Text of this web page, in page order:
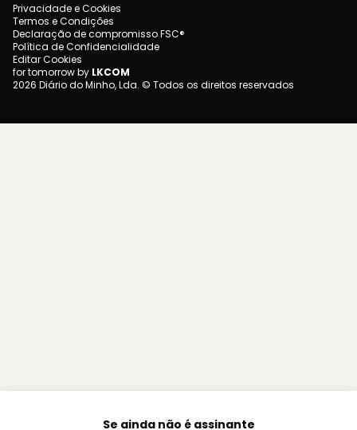
Se ainda não é assinante
Privacidade e Cookies
Termos e Condições
Declaração de compromisso FSC®
Política de Confidencialidade
Editar Cookies
for tomorrow by LKCOM
2026 Diário do Minho, Lda. © Todos os direitos reservados